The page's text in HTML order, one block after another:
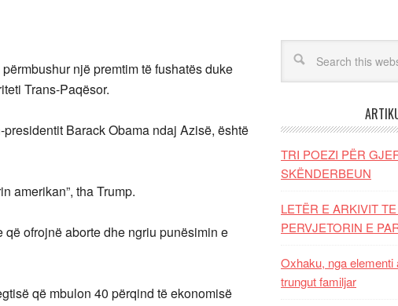
një premtim të fushatës duke
Trans-Paqësor.
Barack Obama ndaj Azisë, është
amerikan”, tha Trump.
ofrojnë aborte dhe ngriu punësimin e
që mbulon 40 përqind të ekonomisë
TRI POEZI PËR
SKËNDERBEUN
LETËR E ARKIVIT
PERVJETORIN E
Oxhaku, nga
trungut familjar